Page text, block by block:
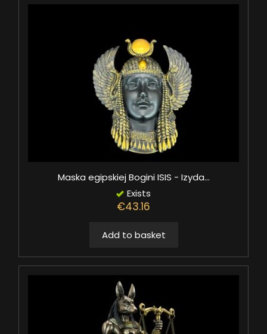
Maska egipskiej Bogini ISIS - Izyda...
Exists
€43.16
Add to basket